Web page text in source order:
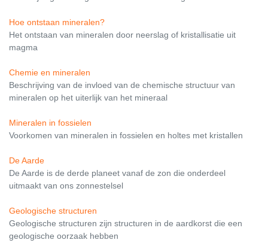
Hoe ontstaan mineralen?
Het ontstaan van mineralen door neerslag of kristallisatie uit
magma
Chemie en mineralen
Beschrijving van de invloed van de chemische structuur van
mineralen op het uiterlijk van het mineraal
Mineralen in fossielen
Voorkomen van mineralen in fossielen en holtes met kristallen
De Aarde
De Aarde is de derde planeet vanaf de zon die onderdeel
uitmaakt van ons zonnestelsel
Geologische structuren
Geologische structuren zijn structuren in de aardkorst die een
geologische oorzaak hebben